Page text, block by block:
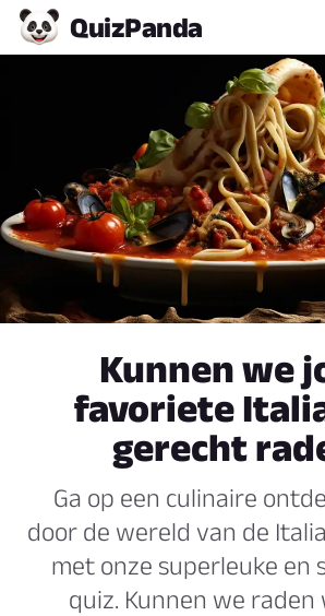
QuizPanda
Kunnen we
favoriete
gerecht
Ga op een culinaire
door de wereld van de
met onze superleuke en
quiz. Kunnen we